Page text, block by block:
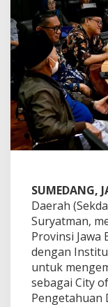
SUMEDANG,
Daerah
Suryatman,
Provinsi
dengan
untuk
sebagai City
Pengetahuan